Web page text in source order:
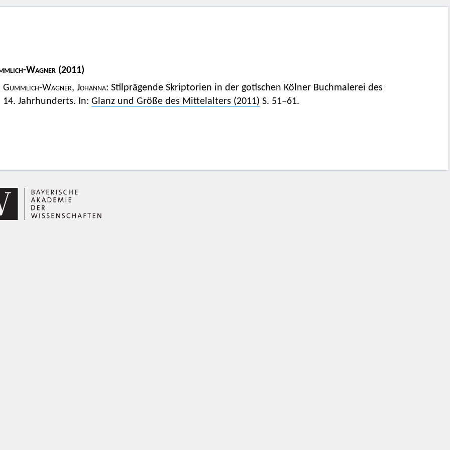
Wagner(2011)
Gummlich-Wagner, Johanna: Stilprägende Skriptorien in der gotischen Kölner Buchmalerei des
14. Jahrhunderts. In: Glanz und Größe des Mittelalters (2011) S. 51–61.